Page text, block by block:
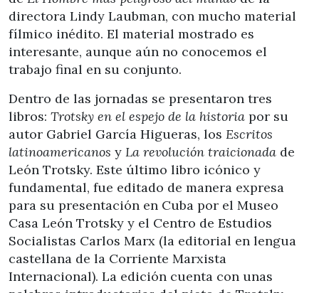
directora Lindy Laubman, con mucho material
fílmico inédito. El material mostrado es
interesante, aunque aún no conocemos el
trabajo final en su conjunto.
Dentro de las jornadas se presentaron tres
libros: Trotsky en el espejo de la historia por su
autor Gabriel García Higueras, los Escritos
latinoamericanos y La revolución traicionada de
León Trotsky. Este último libro icónico y
fundamental, fue editado de manera expresa
para su presentación en Cuba por el Museo
Casa León Trotsky y el Centro de Estudios
Socialistas Carlos Marx (la editorial en lengua
castellana de la Corriente Marxista
Internacional). La edición cuenta con unas